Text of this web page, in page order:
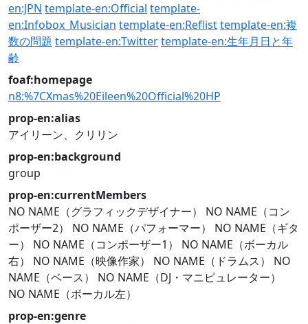
en:JPN template-en:Official template-
en:Infobox_Musician template-en:Reflisttemplate-en:複
数の問題 template-en:Twittertemplate-en:生年月日と年
齢
foaf:homepage
n8:%7CXmas%20Eileen%20Official%20HP
prop-en:alias
アイリーン、クリリン
prop-en:background
group
prop-en:currentMembers
NO NAME（グラフィックデザイナー）
NO NAME（コン
ポーザー2）
NO NAME（パフォーマー）
NO NAME（ギタ
ー）
NO NAME（コンポーザー1）
NO NAME（ボーカル
右）
NO NAME（映像作家） NO NAME（ドラムス）
NO
NAME（ベース）
NO NAME（DJ・マニピュレーター）
NO NAME（ボーカル左）
prop-en:genre